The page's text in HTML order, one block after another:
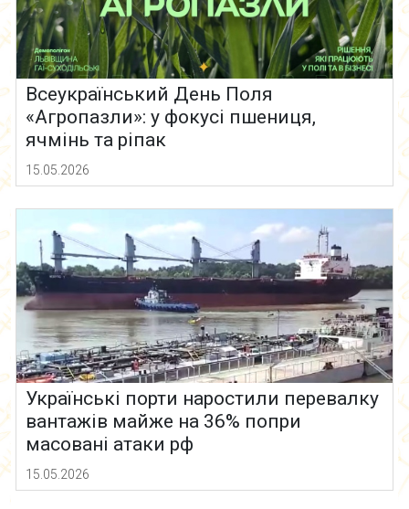
Всеукраїнський День Поля
«Агропазли»: у фокусі пшениця,
ячмінь та ріпак
15.05.2026
Українські порти наростили перевалку
вантажів майже на 36% попри
масовані атаки рф
15.05.2026